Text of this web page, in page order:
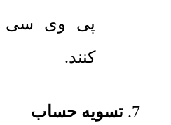
پی وی سی
کنند.
تسویه حساب